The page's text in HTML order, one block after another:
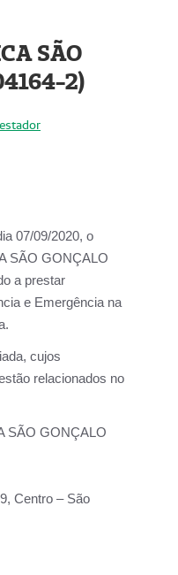
SÃO
2)
07/09/2020, o
SÃO GONÇALO
a prestar
e Emergência na
cujos
relacionados no
SÃO GONÇALO
Centro – São